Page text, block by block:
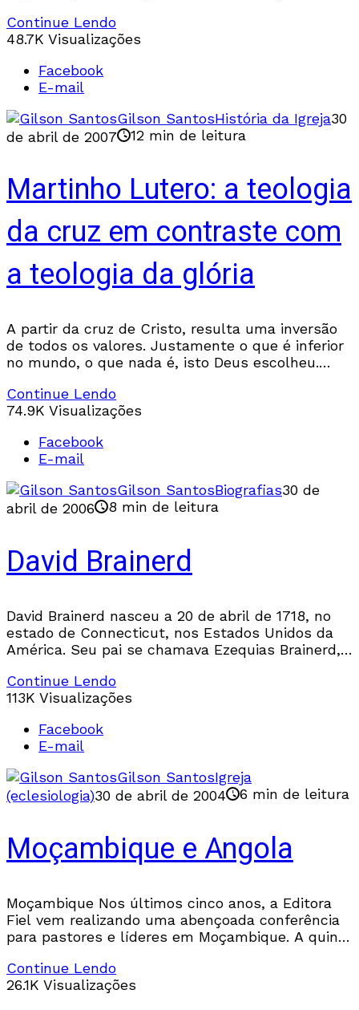
Continue Lendo
48.7K Visualizações
Facebook
E-mail
Gilson SantosHistória da Igreja30
de abril de 2007
12 min de leitura
Martinho Lutero: a teologia
da cruz em contraste com
a teologia da glória
A partir da cruz de Cristo, resulta uma inversão
de todos os valores. Justamente o que é inferior
no mundo, o que nada é, isto Deus escolheu.
Continue Lendo
74.9K Visualizações
Facebook
E-mail
Gilson SantosBiografias30 de
abril de 2006
8 min de leitura
David Brainerd
David Brainerd nasceu a 20 de abril de 1718, no
estado de Connecticut, nos Estados Unidos da
América. Seu pai se chamava Ezequias Brainerd,
Continue Lendo
113K Visualizações
Facebook
E-mail
Gilson SantosIgreja
(eclesiologia)30 de abril de 2004 6 min de leitura
Moçambique e Angola
Moçambique Nos últimos cinco anos, a Editora
Fiel vem realizando uma abençoada conferência
para pastores e líderes em Moçambique. A quinta
Continue Lendo
26.1K Visualizações